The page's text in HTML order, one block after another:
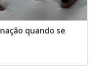
quando se